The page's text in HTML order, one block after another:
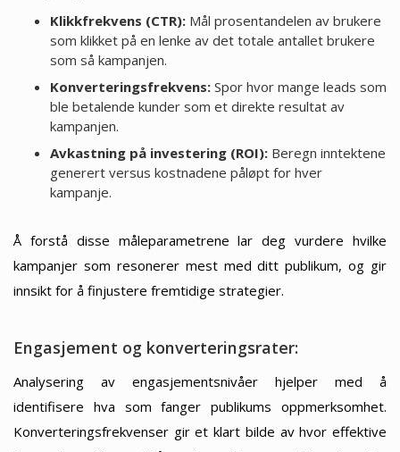
Klikkfrekvens (CTR):Mål prosentandelen av brukere
som klikket på en lenke av det totale antallet brukere
som så kampanjen.
Konverteringsfrekvens:Spor hvor mange leads som
ble betalende kunder som et direkte resultat av
kampanjen.
Avkastning på investering (ROI):Beregn inntektene
generert versus kostnadene påløpt for hver
kampanje.
Å forstå disse måleparametrene lar deg vurdere hvilke
kampanjer som resonerer mest med ditt publikum, og gir
innsikt for å finjustere fremtidige strategier.
Engasjement og konverteringsrater:
Analysering av engasjementsnivåer hjelper med å
identifisere hva som fanger publikums oppmerksomhet.
Konverteringsfrekvenser gir et klart bilde av hvor effektive